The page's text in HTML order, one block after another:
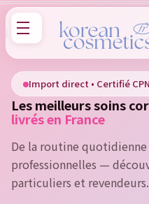
Import direct • Certifié
Les meilleurs soins
livrés en France
De la routine quotidienne
professionnelles —
particuliers et revendeurs.
Sign in
You need to be logged in
list.
Cancel